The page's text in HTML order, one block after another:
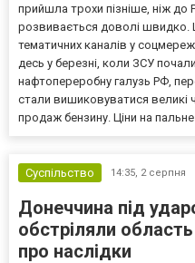
прийшла трохи пізніше, ніж до
розвивається доволі швидко.
тематичних каналів у
десь у березні, коли ЗСУ
нафтопереробну галузь РФ,
стали вишиковуватися великі
продаж бензину. Ціни на пальне
Суспільство 14:35, 2 серпня
Донеччина під
обстріляли
про наслідки